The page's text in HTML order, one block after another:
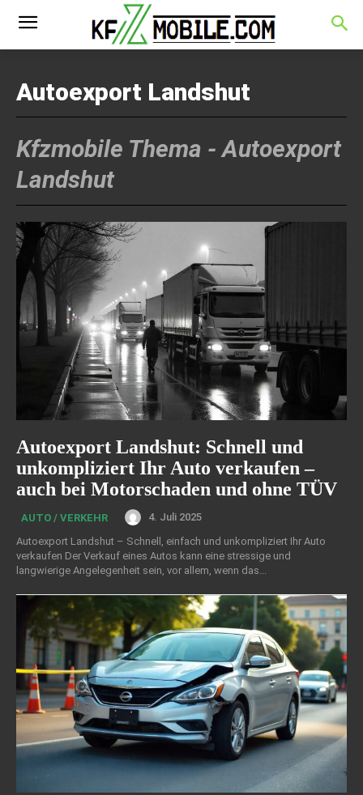
Autoexport Landshut
Kfzmobile Thema -Autoexport
Landshut
Autoexport Landshut: Schnell und
unkompliziert Ihr Auto verkaufen –
auch bei Motorschaden und ohne TÜV
AUTO / VERKEHR
4. Juli 2025
Autoexport Landshut – Schnell, einfach und unkompliziert Ihr Auto
verkaufen Der Verkauf eines Autos kann eine stressige und
langwierige Angelegenheit sein, vor allem, wenn das...